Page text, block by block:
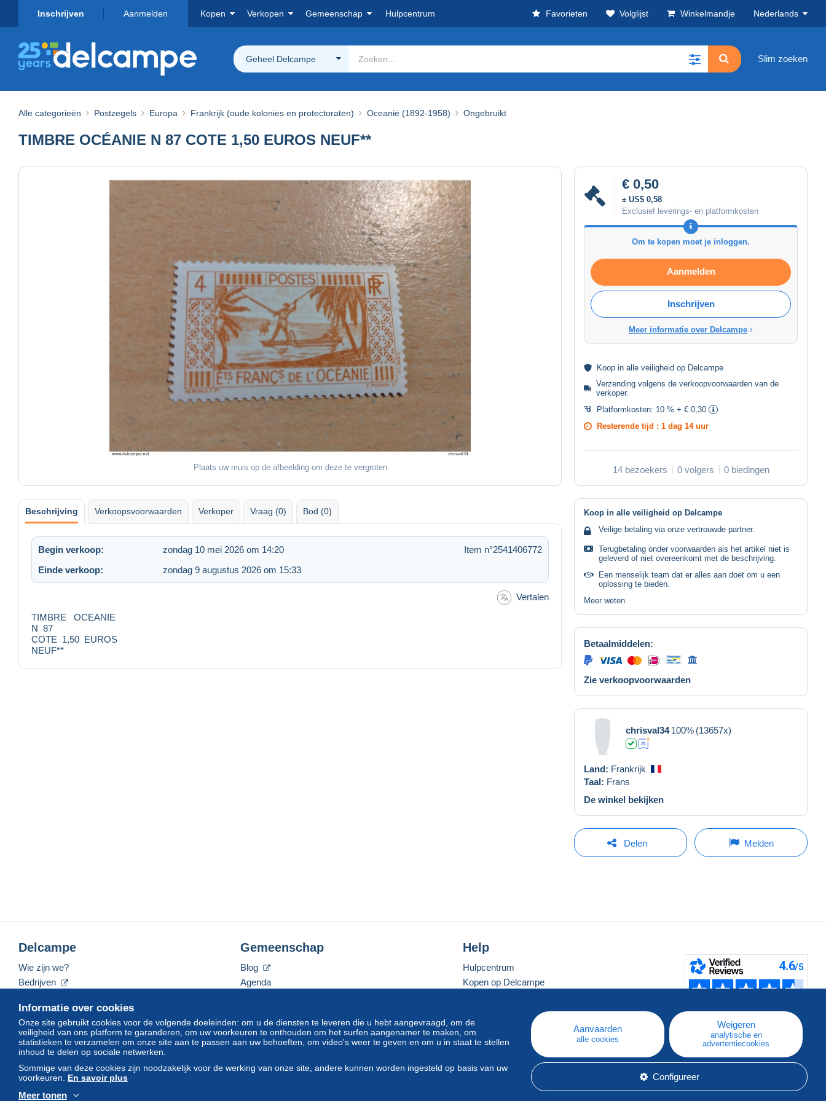
Inschrijven Aanmelden Kopen Verkopen Gemeenschap Hulpcentrum Favorieten Volglijst Winkelmandje Nederlands
Geheel Delcampe Slim zoeken
Alle categorieën Postzegels Europa Frankrijk (oude kolonies en protectoraten) Oceanië (1892-1958) Ongebruikt
TIMBRE OCÉANIE N 87 COTE 1,50 EUROS NEUF**
Plaats uw muis op de afbeelding om deze te vergroten
€ 0,50
± US$ 0,58
Exclusief leverings- en platformkosten
Om te kopen moet je inloggen.
Aanmelden
Inschrijven
Meer informatie over Delcampe
Koop in alle veiligheid op Delcampe
Verzending volgens deverkoopvoorwaarden van de
verkoper.
Platformkosten: 10 % + € 0,30
Resterende tijd : 1 dag 14 uur
14 bezoekers 0 volgers 0 biedingen
Beschrijving Verkoopsvoorwaarden Verkoper Vraag (0) Bod (0)
Begin verkoop: zondag 10 mei 2026 om 14:20
Item n°2541406772
Einde verkoop:
zondag 9 augustus 2026 om 15:33
Vertalen
TIMBRE OCEANIE
N 87
COTE 1,50 EUROS
NEUF**
Koop in alle veiligheid op Delcampe
Veilige betaling via onze vertrouwde partner.
Terugbetaling onder voorwaarden als het artikel niet is
geleverd of niet overeenkomt met de beschrijving.
Een menselijk team dat er alles aan doet om u een
oplossing te bieden.
Meer weten
Betaalmiddelen:
Zie verkoopvoorwaarden
chrisval34 100% (13657x)
Land: Frankrijk
Taal: Frans
De winkel bekijken
Delen Melden
Informatie over cookies
Onze site gebruikt cookies voor de volgende doeleinden: om u de diensten te leveren die u hebt aangevraagd, om de
veiligheid van ons platform te garanderen, om uw voorkeuren te onthouden om het surfen aangenamer te maken, om
statistieken te verzamelen om onze site aan te passen aan uw behoeften, om video's weer te geven en om u in staat te stellen
inhoud te delen op sociale netwerken.
Sommige van deze cookies zijn noodzakelijk voor de werking van onze site, andere kunnen worden ingesteld op basis van uw
voorkeuren. En savoir plus
Meer tonen
Aanvaarden
alle cookies
Weigeren
analytische en
advertentiecookies
Configureer
Delcampe
Wie zijn we?
Bedrijven
Neem contact met ons op
Gemeenschap
Blog
Agenda
Help
Hulpcentrum
Kopen op Delcampe
Een beveiligde website
© Delcampe International srl. Alle rechten voorbehouden.